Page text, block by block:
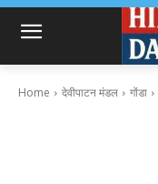
Home देवीपाटन मंडल गोंडा